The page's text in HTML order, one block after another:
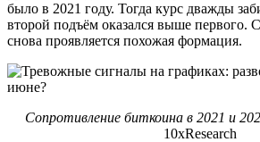
было в 2021 году. Тогда курс дважды
второй подъём оказался выше первого.
снова проявляется похожая формация.
Сопротивление биткоина в 2021 и
10xResearch